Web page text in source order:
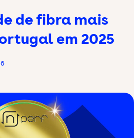
de fibra mais
em 2025